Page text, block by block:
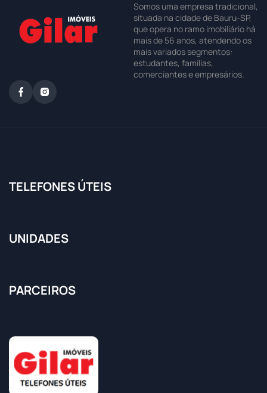
Somos uma empresa tradicional,
situada na cidade de Bauru-SP,
que opera no ramo imobiliário há
mais de 56 anos, atendendo os
mais variados segmentos:
estudantes, famílias,
comerciantes e empresários.
TELEFONES ÚTEIS
UNIDADES
PARCEIROS